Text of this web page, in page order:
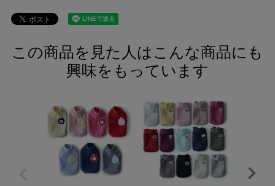
この商品を見た人はこんな商品にも
興味をもっています